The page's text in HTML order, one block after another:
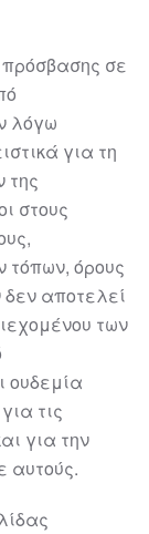
πρόσβασης σε
λόγω
για τη
της
στους
τόπων, όρους
αποτελεί
ένου των
ουδεμία
τις
για την
αυτούς.